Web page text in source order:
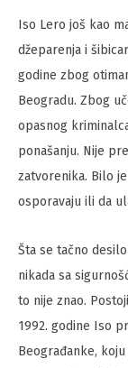
Iso Lero još kao
džeparenja i
godine zbog
Beogradu. Zbog
opasnog
ponašanju. Nije
zatvorenika. Bilo
osporavaju ili da
Šta se tačno
nikada sa
to nije znao.
1992. godine Iso
Beograđanke,